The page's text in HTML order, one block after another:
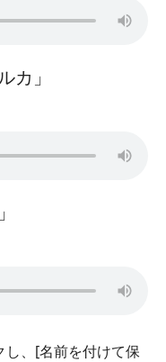
カ」
し、[名前を付けて保